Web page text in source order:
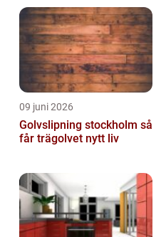
09 juni 2026
Golvslipning stockholm så
får trägolvet nytt liv